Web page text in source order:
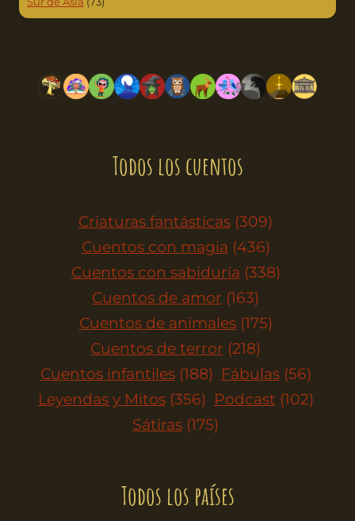
Todos los cuentos
Criaturas fantásticas (309)
Cuentos con magia (436)
Cuentos con sabiduría (338)
Cuentos de amor (163)
Cuentos de animales (175)
Cuentos de terror (218)
Cuentos infantiles (188) Fábulas (56)
Leyendas y Mitos (356) Podcast (102)
Sátiras (175)
Todos los países